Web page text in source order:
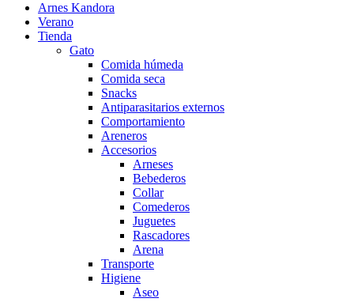
Arnes Kandora
Verano
Tienda
Gato
Comida húmeda
Comida seca
Snacks
Antiparasitarios externos
Comportamiento
Areneros
Accesorios
Arneses
Bebederos
Collar
Comederos
Juguetes
Rascadores
Arena
Transporte
Higiene
Aseo